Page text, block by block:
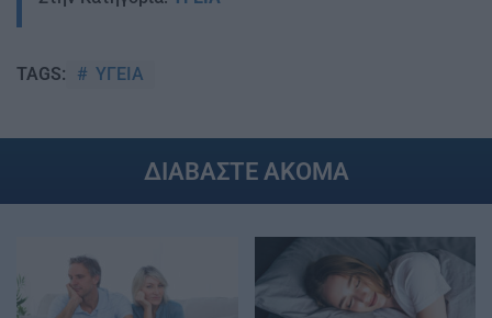
TAGS: ΥΓΕΙΑ
ΔΙΑΒΑΣΤΕ ΑΚΟΜΑ